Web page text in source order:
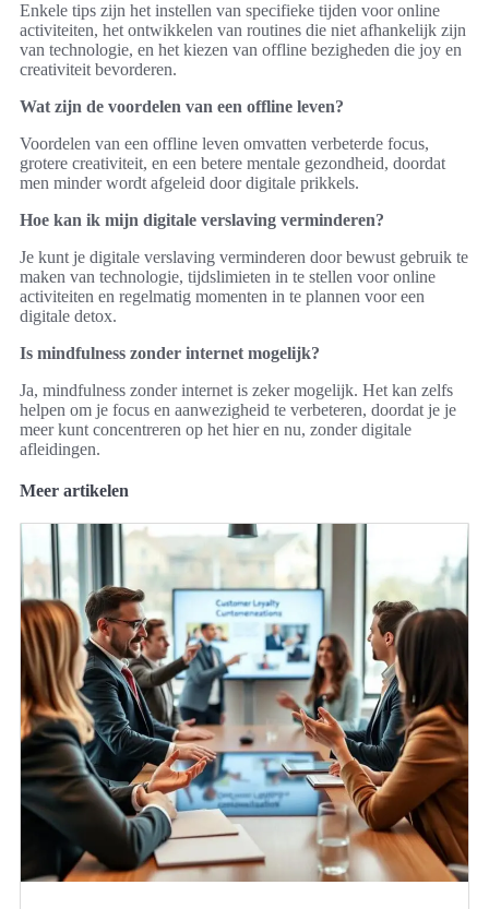
Enkele tips zijn het instellen van specifieke tijden voor online
activiteiten, het ontwikkelen van routines die niet afhankelijk zijn
van technologie, en het kiezen van offline bezigheden die joy en
creativiteit bevorderen.
Wat zijn de voordelen van een offline leven?
Voordelen van een offline leven omvatten verbeterde focus,
grotere creativiteit, en een betere mentale gezondheid, doordat
men minder wordt afgeleid door digitale prikkels.
Hoe kan ik mijn digitale verslaving verminderen?
Je kunt je digitale verslaving verminderen door bewust gebruik te
maken van technologie, tijdslimieten in te stellen voor online
activiteiten en regelmatig momenten in te plannen voor een
digitale detox.
Is mindfulness zonder internet mogelijk?
Ja, mindfulness zonder internet is zeker mogelijk. Het kan zelfs
helpen om je focus en aanwezigheid te verbeteren, doordat je je
meer kunt concentreren op het hier en nu, zonder digitale
afleidingen.
Meer artikelen